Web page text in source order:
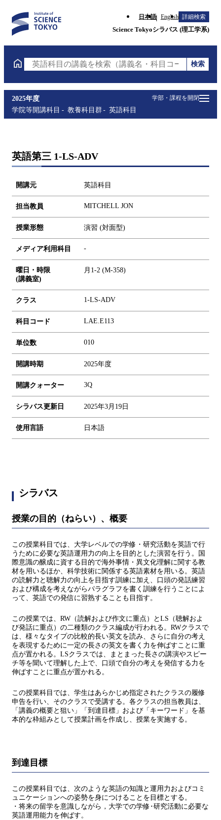
日本語 English 詳細検索
Science Tokyoシラバス (理工学系)
英語科目の講義を検索（講義名・科目コード・担当教
検索
学部・課程を開閉
2025年度
学院等開講科目
教養科目群 英語科目
英語第三 1-LS-ADV
開講元 英語科目
担当教員 MITCHELL JON
授業形態 演習 (対面型)
メディア利用科目 -
曜日・時限
(講義室)
月1-2 (M-358)
クラス 1-LS-ADV
科目コード LAE.E113
単位数 010
開講時期 2025年度
開講クォーター 3Q
シラバス更新日 2025年3月19日
使用言語 日本語
シラバス
授業の目的（ねらい）、概要
この授業科目では、大学レベルでの学修・研究活動を英語で行
うために必要な英語運用力の向上を目的とした演習を行う。国
際意識の醸成に資する目的で海外事情・異文化理解に関する教
材を用いるほか、科学技術に関係する英語素材を用いる。英語
の読解力と聴解力の向上を目指す訓練に加え、口頭の発話練習
および構成を考えながらパラグラフを書く訓練を行うことによ
って、英語での発信に習熟することも目指す。
この授業では、RW（読解および作文に重点）とLS（聴解およ
び発話に重点）の二種類のクラス編成が行われる。RWクラスで
は、様々なタイプの比較的長い英文を読み、さらに自分の考え
を表現するために一定の長さの英文を書く力を伸ばすことに重
点が置かれる。LSクラスでは、まとまった長さの講演やスピー
チ等を聞いて理解した上で、口頭で自分の考えを発信する力を
伸ばすことに重点が置かれる。
この授業科目では、学生はあらかじめ指定されたクラスの履修
申告を行い、そのクラスで受講する。各クラスの担当教員は、
「講義の概要と狙い」「到達目標」および「キーワード」を基
本的な枠組みとして授業計画を作成し、授業を実施する。
到達目標
この授業科目では、次のような英語の知識と運用力およびコミ
ュニケーションへの姿勢を身につけることを目標とする。
・将来の留学を意識しながら，大学での学修･研究活動に必要な
英語運用能力を伸ばす。